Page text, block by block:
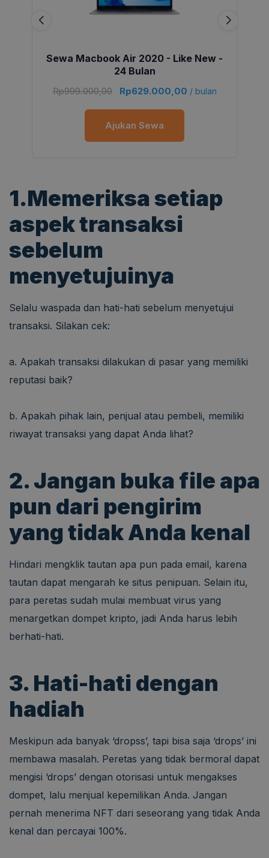
Sewa Macbook Air 2020 - Like New -
24 Bulan
Rp999.000,00 Rp629.000,00 / bulan
Ajukan Sewa
1.Memeriksa setiap
aspek transaksi
sebelum
menyetujuinya
Selalu waspada dan hati-hati sebelum menyetujui
transaksi. Silakan cek:
a. Apakah transaksi dilakukan di pasar yang memiliki
reputasi baik?
b. Apakah pihak lain, penjual atau pembeli, memiliki
riwayat transaksi yang dapat Anda lihat?
2. Jangan buka file apa
pun dari pengirim
yang tidak Anda kenal
Hindari mengklik tautan apa pun pada email, karena
tautan dapat mengarah ke situs penipuan. Selain itu,
para peretas sudah mulai membuat virus yang
menargetkan dompet kripto, jadi Anda harus lebih
berhati-hati.
3. Hati-hati dengan
hadiah
Meskipun ada banyak ‘dropss’, tapi bisa saja ‘drops’ ini
membawa masalah. Peretas yang tidak bermoral dapat
mengisi ‘drops’ dengan otorisasi untuk mengakses
dompet, lalu menjual kepemilikan Anda. Jangan
pernah menerima NFT dari seseorang yang tidak Anda
kenal dan percayai 100%.